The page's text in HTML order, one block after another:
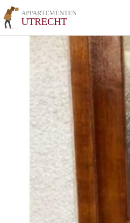
APPARTEMENTEN
UTRECHT